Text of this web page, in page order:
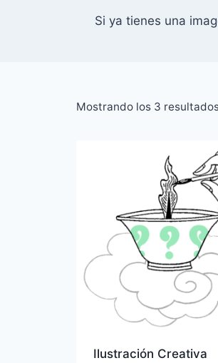
Si ya tienes una
Mostrando los 3
Ilustración Creativa